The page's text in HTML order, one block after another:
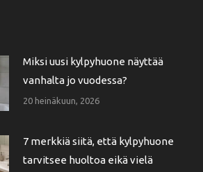
Miksi uusi kylpyhuone näyttää
vanhalta jo vuodessa?
20 heinäkuun, 2026
7 merkkiä siitä, että kylpyhuone
tarvitsee huoltoa eikä vielä